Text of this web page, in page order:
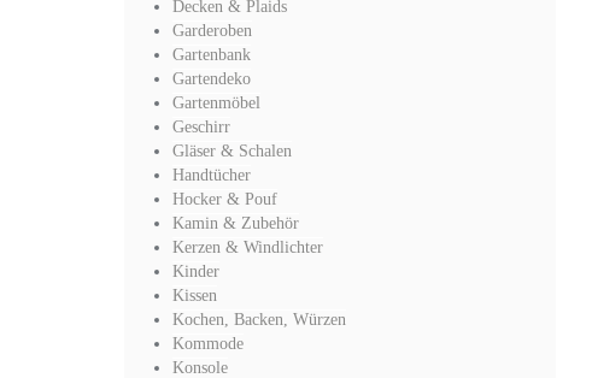
Decken & Plaids
Garderoben
Gartenbank
Gartendeko
Gartenmöbel
Geschirr
Gläser & Schalen
Handtücher
Hocker & Pouf
Kamin & Zubehör
Kerzen & Windlichter
Kinder
Kissen
Kochen, Backen, Würzen
Kommode
Konsole